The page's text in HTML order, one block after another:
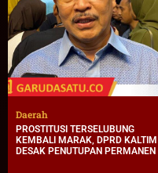
Daerah
PROSTITUSI TERSELUBUNG
KEMBALI MARAK, DPRD KALTIM
DESAK PENUTUPAN PERMANEN